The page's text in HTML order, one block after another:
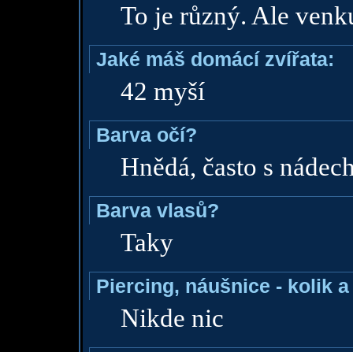
To je různý. Ale
Jaké máš domácí zvířata:
42 myší
Barva očí?
Hnědá, často s
Barva vlasů?
Taky
Piercing, náušnice - kolik
Nikde nic